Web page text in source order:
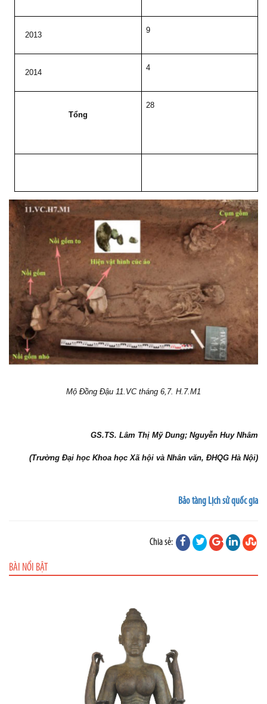
2013
9
2014
4
Tổng
28
Mộ Đồng Đậu 11.VC tháng 6,7. H.7.M1
GS.TS. Lâm Thị Mỹ Dung; Nguyễn Huy Nhâm
(Trường Đại học Khoa học Xã hội và Nhân văn, ĐHQG Hà Nội)
Bảo tàng Lịch sử quốc gia
Chia sẻ:
BÀI NỔI BẬT